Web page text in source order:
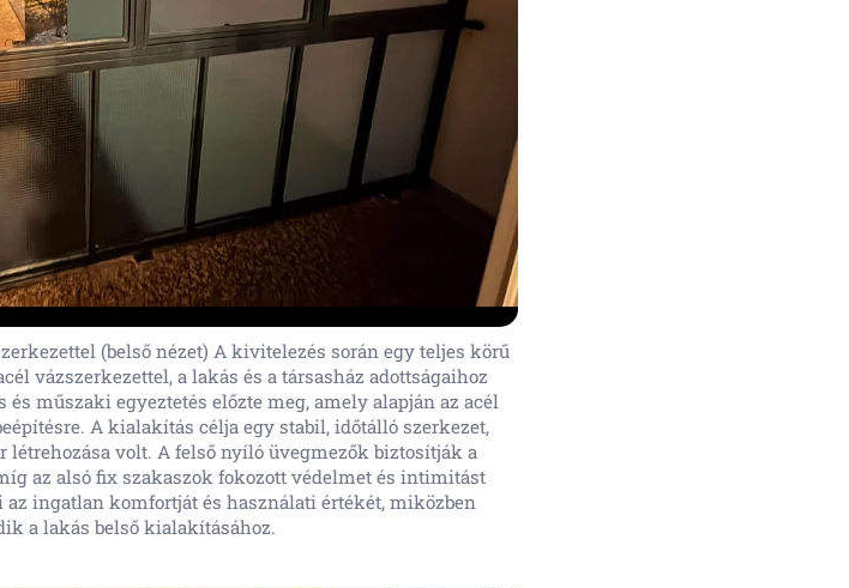
(belső nézet) A kivitelezés során egy teljes körű
vázszerkezettel, a lakás és a társasház adottságaihoz
műszaki egyeztetés előzte meg, amely alapján az acél
A kialakítás célja egy stabil, időtálló szerkezet,
volt. A felső nyíló üvegmezők biztosítják a
az alsó fix szakaszok fokozott védelmet és intimitást
ingatlan komfortját és használati értékét, miközben
a lakás belső kialakításához.